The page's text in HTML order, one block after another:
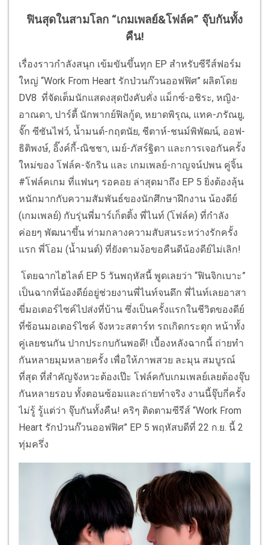
ฟินสุดในสามโลก “เกมเพลย์&โฟล์ค” จุ๊บกันทั้ง
คืน!
เรื่องราวกำลังสนุก เข้มขันขึ้นทุก EP สำหรับซีรีส์ฟอร์ม
ใหญ่ “Work From Heart รักป่วนก๊วนออฟฟิศ” ผลิตโดย
DV8 ที่จัดเต็มนักแสดงสุดปังคับคั่ง แม็กซ์-อชิระ, หญิง-
อาณดา, ปาร์ตี้ นักพากย์ฟิลกู้ด, หยาดพิรุณ, แทค-ภรัณยู,
จั๊ก ซีซันไฟว์, น้ำมนต์-กฤตนัย, ชีตาห์-ชนม์พิพัฒน์, ออฟ-
ธิติพงษ์, อิ๊งค์กี้-ณิชชา, เมย์-ภัสร์ฐิตา และการเจอกันครั้ง
ใหม่ของ โฟล์ค-จักริน และ เกมเพลย์-กาญจน์ปพน คู่จิ้น
#โฟล์คเกม ที่แฟนๆ รอคอย ล่าสุดมาถึง EP 5 ยิ่งต้องลุ้น
หนักมากกับความสัมพันธ์ของนักศึกษาฝึกงาน น้องดีย์
(เกมเพลย์) กับรุ่นพี่มาร์เก็ตติ้ง พี่ไนท์ (โฟล์ค) ที่กำลัง
ค่อยๆ พัฒนาขึ้น ท่ามกลางความสับสนระหว่างรักครั้ง
แรก พี่โอม (น้ำมนต์) ที่ยังตามง้อขอคืนดีน้องดีย์ไม่เลิก!
โดยฉากไฮไลต์ EP 5 วันพฤหัสนี้ พูดเลยว่า “ฟินจิกเบาะ”
เป็นฉากที่น้องดีย์อยู่ช่วยงานพี่ไนท์จนดึก พี่ไนท์เลยอาสา
ขี่มอเตอร์ไซค์ไปส่งที่บ้าน ซึ่งเป็นครั้งแรกในชีวิตของดีย์
ที่ซ้อนมอเตอร์ไซค์ จังหวะสตาร์ท รถเกิดกระตุก หน้าทั้ง
คู่เลยชนกัน ปากประกบกันพอดี! เบื้องหลังฉากนี้ ถ่ายทำ
กันหลายมุมหลายครั้ง เพื่อให้ภาพสวย ละมุน สมบูรณ์
ที่สุด ที่สำคัญจังหวะต้องเป๊ะ โฟล์คกับเกมเพลย์เลยต้องจุ๊บ
กันหลายรอบ ทั้งตอนซ้อมและถ่ายทำจริง งานนี้จุ๊บกี่ครั้ง
ไม่รู้ รู้แต่ว่า จุ๊บกันทั้งคืน! คริๆ ติดตามซีรีส์ “Work From
Heart รักป่วนก๊วนออฟฟิศ” EP 5 พฤหัสบดีที่ 22 ก.ย. นี้ 2
ทุ่มครึ่ง